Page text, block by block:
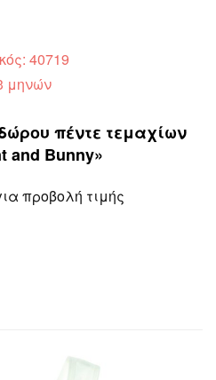
40719
μηνών
πέντε τεμαχίων
and Bunny»
προβολή τιμής